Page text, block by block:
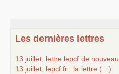
Les dernières lettres
13 juillet, lettre lepcf de nouveau
13 juillet, lepcf.fr : la lettre (…)